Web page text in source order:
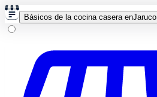
Básicos de la cocina casera enJaruco